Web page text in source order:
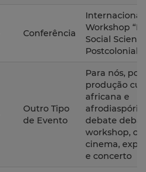
Conferência
Internacional
Workshop
Social
Postcolonial
Outro Tipo
de Evento
Para nós, por
produção
africana e
debate
workshop,
cinema,
e concerto